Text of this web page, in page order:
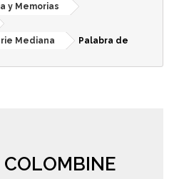
y Memorias
Mediana
Palabra de
COLOMBINE